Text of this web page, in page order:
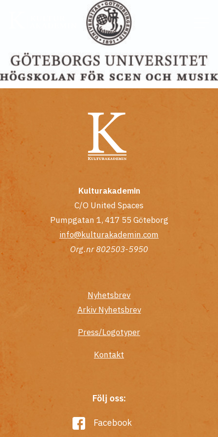
Kulturakademin
C/O United Spaces
Pumpgatan 1, 417 55 Göteborg
info@kulturakademin.com
Org.nr 802503-5950
Nyhetsbrev
Arkiv Nyhetsbrev
Press/Logotyper
Kontakt
Följ oss:
Facebook